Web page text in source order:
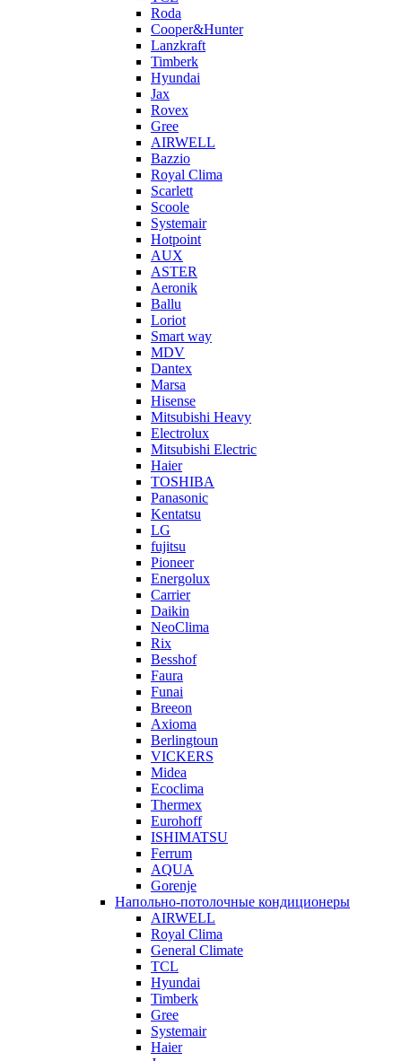
Roda
Cooper&Hunter
Lanzkraft
Timberk
Hyundai
Jax
Rovex
Gree
AIRWELL
Bazzio
Royal Clima
Scarlett
Scoole
Systemair
Hotpoint
AUX
ASTER
Aeronik
Ballu
Loriot
Smart way
MDV
Dantex
Marsa
Hisense
Mitsubishi Heavy
Electrolux
Mitsubishi Electric
Haier
TOSHIBA
Panasonic
Kentatsu
LG
fujitsu
Pioneer
Energolux
Carrier
Daikin
NeoClima
Rix
Besshof
Faura
Funai
Breeon
Axioma
Berlingtoun
VICKERS
Midea
Ecoclima
Thermex
Eurohoff
ISHIMATSU
Ferrum
AQUA
Gorenje
Напольно-потолочные кондиционеры
AIRWELL
Royal Clima
General Climate
TCL
Hyundai
Timberk
Gree
Systemair
Haier